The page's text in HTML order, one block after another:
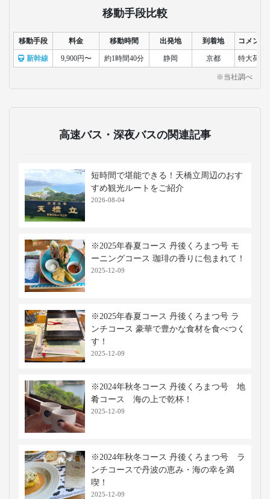
移動手段比較
移動手段 料金 移動時間 出発地 到着地 コメント
新幹線 9,900円〜 約1時間40分 静岡 京都 特大荷物
※当社調べ
高速バス・深夜バスの関連記事
短時間で堪能できる！天橋立周辺のおす
すめ観光ルートをご紹介
2026-08-04
※2025年春夏コース 丹後くろまつ号 モ
ーニングコース 珈琲の香りに包まれて！
2025-12-09
※2025年春夏コース 丹後くろまつ号 ラ
ンチコース 豪華で豊かな食材を食べつく
す！
2025-12-09
※2024年秋冬コース 丹後くろまつ号 地
肴コース 海の上で乾杯！
2025-12-09
※2024年秋冬コース 丹後くろまつ号 ラ
ンチコースで丹波の恵み・海の幸を満
喫！
2025-12-09